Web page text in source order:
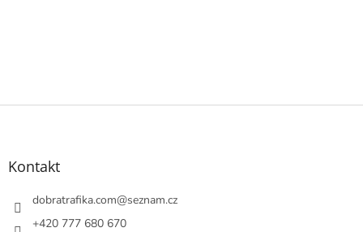
Z
Kontakt
dobratrafika.com@seznam.cz
+420 777 680 670